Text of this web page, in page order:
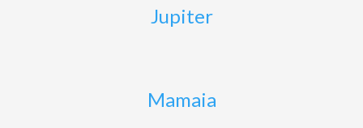
Jupiter
Mamaia